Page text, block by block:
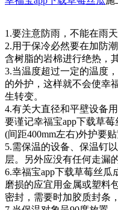
1.要注意防雨，不能在雨天施工
2.用于保冷必然要在加防潮
含树脂的岩棉进行绝热，其
3.当温度超过一定的温度
的外护，这样就不会
生转变。
4.有关大直径和平壁设备
要谨记幸福宝app下载草莓丝
(间距400mm左右)外护要贴紧
5.需保温的设备、保温
层。另外应没有任何走漏
6.幸福宝app下载草莓丝
磨损的应宜用金属或塑料包
密封，需要时加胶质封条